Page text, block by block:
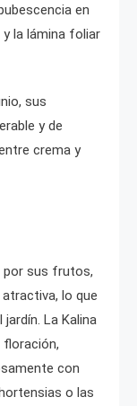
en
y la lámina foliar
sus
y de
crema y
por sus frutos,
lo que
La Kalina
con
o las